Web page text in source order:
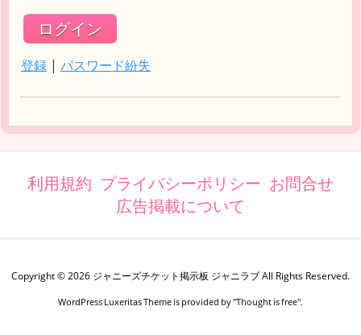
登録 | パスワード紛失
利用規約 プライバシーポリシー お問合せ
広告掲載について
Copyright ©2026 ジャニーズチケット掲示板 ジャニラブAll Rights Reserved.
WordPress Luxeritas Theme is provided by "Thought is free".